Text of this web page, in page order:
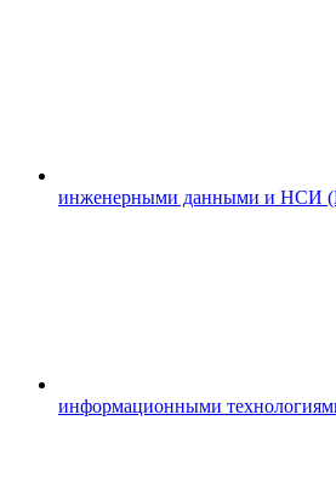
инженерными данными и НСИ
информационными